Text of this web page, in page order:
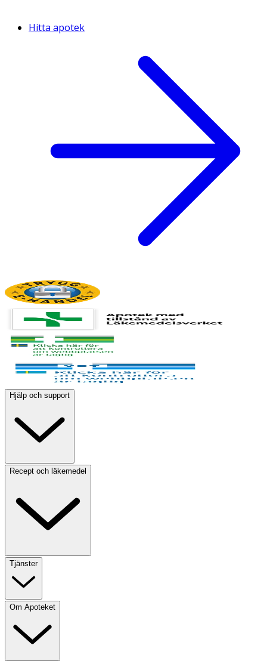
Hitta apotek
Hjälp och support
Recept och läkemedel
Tjänster
Om Apoteket